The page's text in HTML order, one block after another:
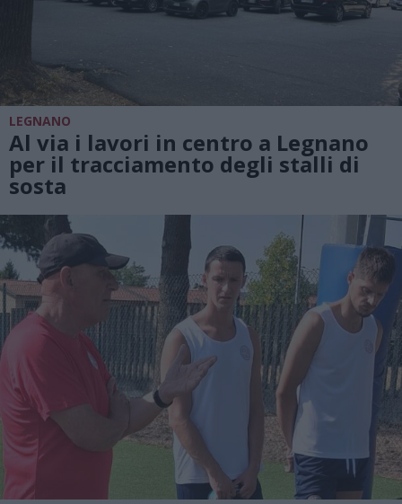
LEGNANO
Al via i lavori in centro a Legnano
per il tracciamento degli stalli di
sosta